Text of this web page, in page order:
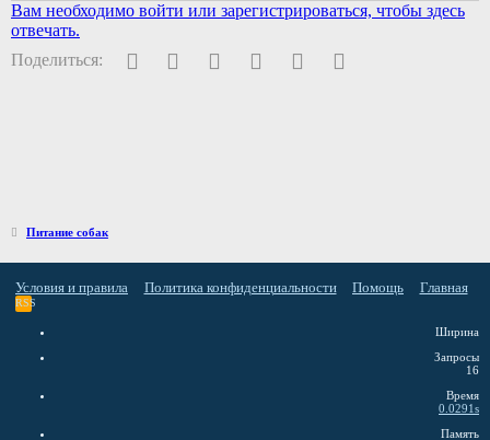
Вам необходимо войти или зарегистрироваться, чтобы здесь
отвечать.
Поделиться:
FacebookTwitter PinterestWhatsAppЭлектронная почта
Питание собак
Условия и правила Политика конфиденциальности Помощь Главная
RSS
Ширина
Запросы
16
Время
0.0291s
Память